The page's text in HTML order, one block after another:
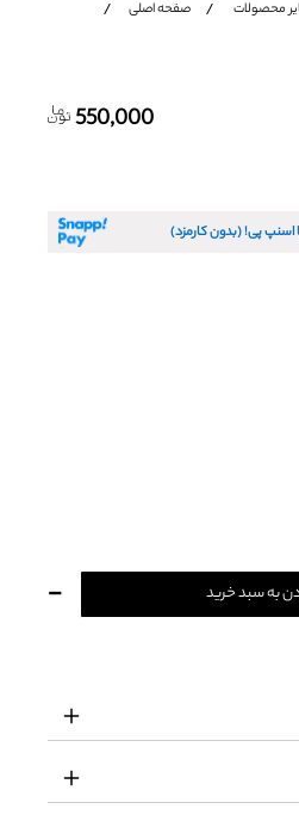
محصولات صفحه اصلی
550,000
اسنپ پی! (بدون کارمزد)
به سبد خرید -